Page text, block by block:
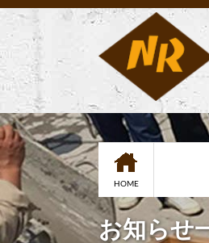
HOME
お知らせ